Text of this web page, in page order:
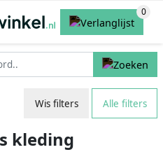
Wis filters Alle filters
kleding